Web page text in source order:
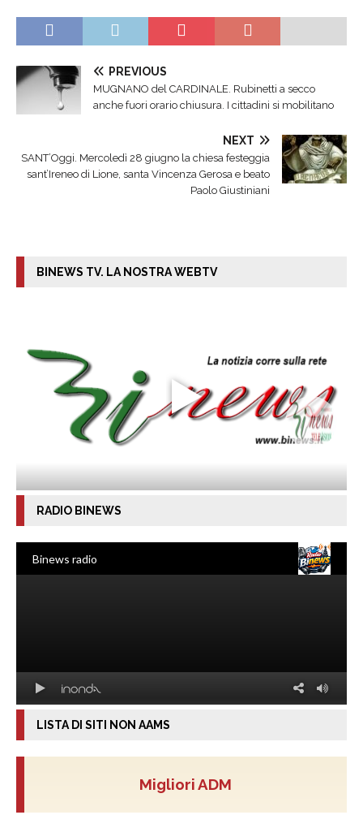
PREVIOUS
MUGNANO del CARDINALE. Rubinetti a secco
anche fuori orario chiusura. I cittadini si mobilitano
NEXT
SANT’Oggi. Mercoledì 28 giugno la chiesa festeggia
sant’Ireneo di Lione, santa Vincenza Gerosa e beato
Paolo Giustiniani
BINEWS TV. LA NOSTRA WEBTV
RADIO BINEWS
LISTA DI SITI NON AAMS
Migliori ADM